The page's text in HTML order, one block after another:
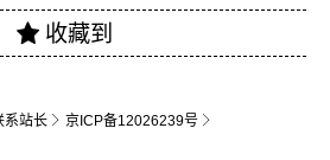
系站长 京ICP备12026239号